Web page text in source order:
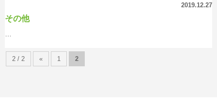
2019.12.27
その他
2 / 2 « 1 2